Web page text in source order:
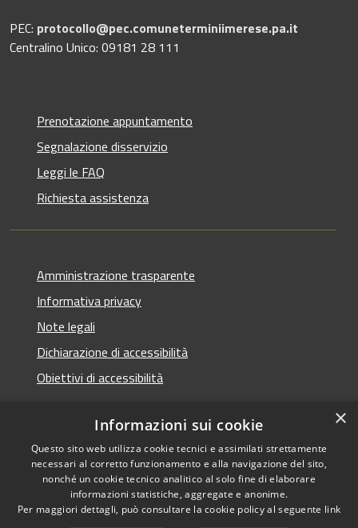
PEC: protocollo@pec.comuneterminiimerese.pa.it
Centralino Unico: 09181 28 111
Prenotazione appuntamento
Segnalazione disservizio
Leggi le FAQ
Richiesta assistenza
Amministrazione trasparente
Informativa privacy
Note legali
Dichiarazione di accessibilità
Obiettivi di accessibilità
RSS
Accessibilità
Cookie
Copyright © 2026 • Comune di
Termini Imerese • Powered
byMunicipium•
redazione
×
Informazioni sui cookie
Questo sito web utilizza cookie tecnici e assimilati strettamente
necessari al corretto funzionamento e alla navigazione del sito,
nonché un cookie tecnico analitico al solo fine di elaborare
informazioni statistiche, aggregate e anonime.
Per maggiori dettagli, può consultare la cookie policy al seguente link